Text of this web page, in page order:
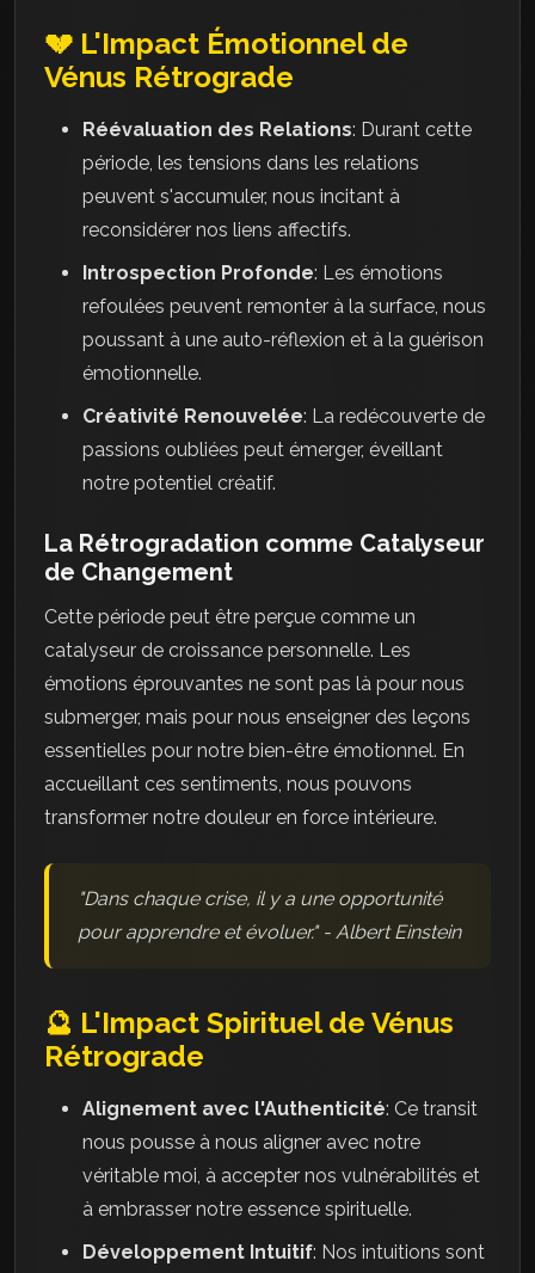
💔 L'Impact Émotionnel de
Vénus Rétrograde
Réévaluation des Relations: Durant cette
période, les tensions dans les relations
peuvent s'accumuler, nous incitant à
reconsidérer nos liens affectifs.
Introspection Profonde: Les émotions
refoulées peuvent remonter à la surface, nous
poussant à une auto-réflexion et à la guérison
émotionnelle.
Créativité Renouvelée: La redécouverte de
passions oubliées peut émerger, éveillant
notre potentiel créatif.
La Rétrogradation comme Catalyseur
de Changement
Cette période peut être perçue comme un
catalyseur de croissance personnelle. Les
émotions éprouvantes ne sont pas là pour nous
submerger, mais pour nous enseigner des leçons
essentielles pour notre bien-être émotionnel. En
accueillant ces sentiments, nous pouvons
transformer notre douleur en force intérieure.
"Dans chaque crise, il y a une opportunité
pour apprendre et évoluer." - Albert Einstein
🔮 L'Impact Spirituel de Vénus
Rétrograde
Alignement avec l'Authenticité: Ce transit
nous pousse à nous aligner avec notre
véritable moi, à accepter nos vulnérabilités et
à embrasser notre essence spirituelle.
Développement Intuitif: Nos intuitions sont